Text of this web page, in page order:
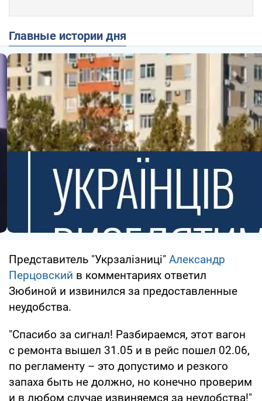
Главные истории дня
Представитель "Укрзалізниці" Александр
Перцовский в комментариях ответил
Зюбиной и извинился за предоставленные
неудобства.
"Спасибо за сигнал! Разбираемся, этот вагон
с ремонта вышел 31.05 и в рейс пошел 02.06,
по регламенту – это допустимо и резкого
запаха быть не должно, но конечно проверим
и в любом случае извиняемся за неудобства!"